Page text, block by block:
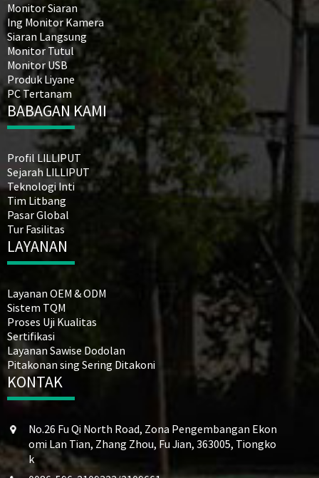
Monitor Siaran
Ing Monitor Kamera
Siaran Langsung
Monitor Tutul
Monitor USB
Produk Liyane
PC Tertanam
BABAGAN KAMI
Profil LILLIPUT
Sejarah LILLIPUT
Teknologi Inti
Tim Litbang
Pasar Global
Tur Fasilitas
LAYANAN
Layanan OEM & ODM
Sistem TQM
Proses Uji Kualitas
Sertifikasi
Layanan Sawise Dodolan
Pitakonan sing Sering Ditakoni
KONTAK
No.26 Fu Qi North Road, Zona Pengembangan Ekon
omi Lan Tian, ​​Zhang Zhou, Fu Jian, 363005, Tiongko
k